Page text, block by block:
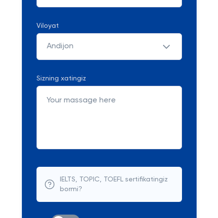
Viloyat
Andijon
Sizning xatingiz
IELTS, TOPIC, TOEFL sertifikatingiz
bormi?